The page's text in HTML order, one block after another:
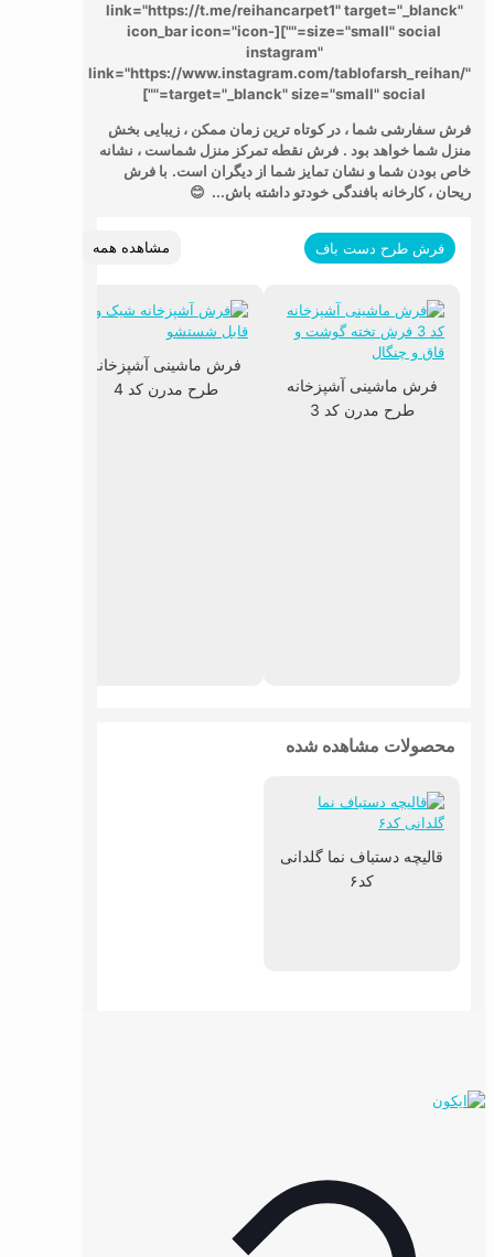
link="https://t.me/reihancarpet1" target="_blanck"
size="small" social=""][icon_bar icon="icon-
instagram"
link="https://www.instagram.com/tablofarsh_reihan/"
target="_blanck" size="small" social=""]
فرش سفارشی شما ، در کوتاه ترین زمان ممکن ، زیبایی بخش
منزل شما خواهد بود . فرش نقطه تمرکز منزل شماست ، نشانه
خاص بودن شما و نشان تمایز شما از دیگران است. با فرش
ریحان ، کارخانه بافندگی خودتو داشته باش... 😊
فرش طرح دست باف مشاهده همه
فرش ماشینی آشپزخانه
طرح مدرن کد 3
فرش ماشینی آشپزخانه
طرح مدرن کد 4
محصولات مشاهده شده
قالیچه دستباف نما گلدانی
کد۶